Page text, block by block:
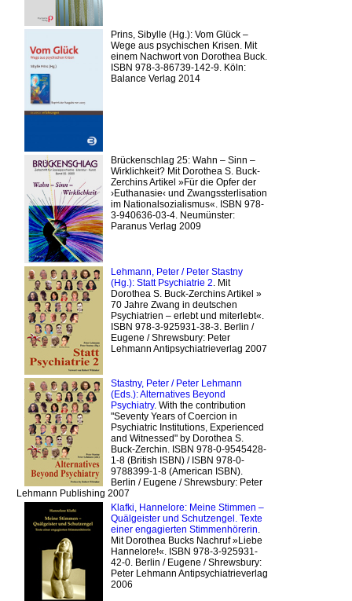
Prins, Sibylle (Hg.): Vom Glück –
Wege aus psychischen Krisen. Mit
einem Nachwort von Dorothea Buck.
ISBN 978-3-86739-142-9. Köln:
Balance Verlag 2014
Brückenschlag 25: Wahn – Sinn –
Wirklichkeit? Mit Dorothea S. Buck-
Zerchins Artikel »Für die Opfer der
›Euthanasie‹ und Zwangssterlisation
im Nationalsozialismus«. ISBN 978-
3-940636-03-4. Neumünster:
Paranus Verlag 2009
Lehmann, Peter / Peter Stastny
(Hg.): Statt Psychiatrie 2. Mit
Dorothea S. Buck-Zerchins Artikel »
70 Jahre Zwang in deutschen
Psychiatrien – erlebt und miterlebt«.
ISBN 978-3-925931-38-3. Berlin /
Eugene / Shrewsbury: Peter
Lehmann Antipsychiatrieverlag 2007
Stastny, Peter / Peter Lehmann
(Eds.): Alternatives Beyond
Psychiatry. With the contribution
"Seventy Years of Coercion in
Psychiatric Institutions, Experienced
and Witnessed" by Dorothea S.
Buck-Zerchin. ISBN 978-0-9545428-
1-8 (British ISBN) / ISBN 978-0-
9788399-1-8 (American ISBN).
Berlin / Eugene / Shrewsbury: Peter
Lehmann Publishing 2007
Klafki, Hannelore: Meine Stimmen –
Quälgeister und Schutzengel. Texte
einer engagierten Stimmenhörerin.
Mit Dorothea Bucks Nachruf »Liebe
Hannelore!«. ISBN 978-3-925931-
42-0. Berlin / Eugene / Shrewsbury:
Peter Lehmann Antipsychiatrieverlag
2006